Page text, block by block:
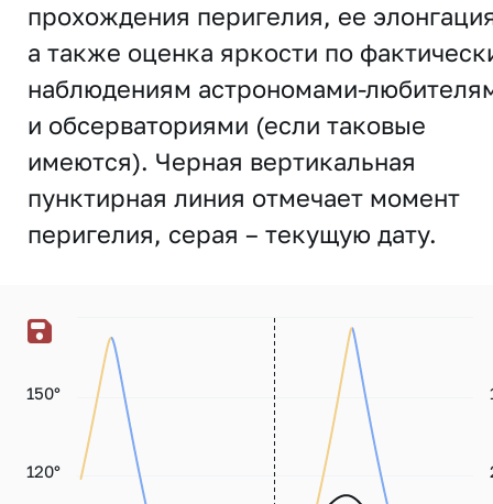
прохождения перигелия, ее
а также оценка яркости по
наблюдениям астрономами-
и обсерваториями (если таковые
имеются). Черная вертикальная
пунктирная линия отмечает момент
перигелия, серая – текущую дату.
120°
150°